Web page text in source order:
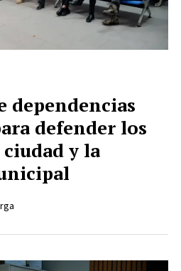
dependencias
defender los
y la